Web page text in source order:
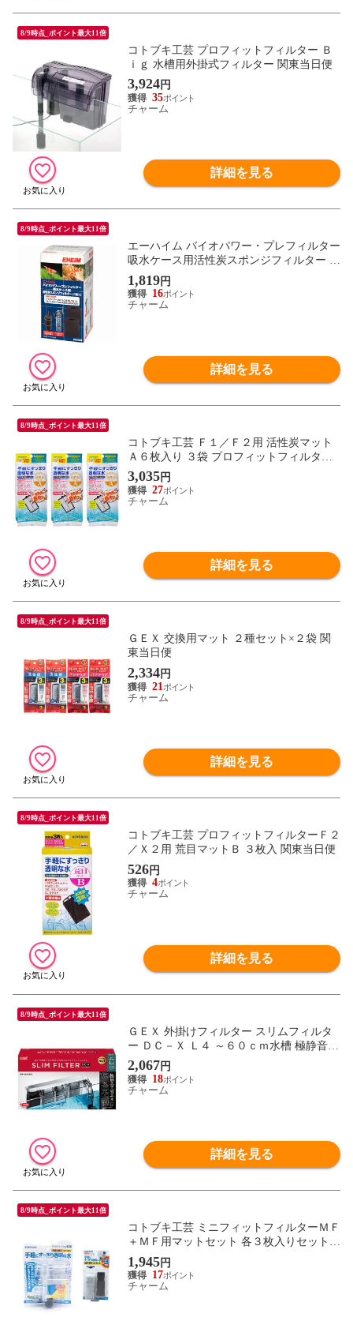
8/9時点_ポイント最大11倍
コトブキ工芸 プロフィットフィルター Ｂ
ｉｇ 水槽用外掛式フィルター 関東当日便
3,924円
35
チャーム
詳細を見る
8/9時点_ポイント最大11倍
エーハイム バイオパワー・プレフィルター
吸水ケース用活性炭スポンジフィルター ２
個入り 関東当日便
1,819円
16
チャーム
詳細を見る
8/9時点_ポイント最大11倍
コトブキ工芸 Ｆ１／Ｆ２用 活性炭マット
Ａ６枚入り ３袋 プロフィットフィルター
関東当日便
3,035円
27
チャーム
詳細を見る
8/9時点_ポイント最大11倍
ＧＥＸ 交換用マット ２種セット×２袋 関
東当日便
2,334円
21
チャーム
詳細を見る
8/9時点_ポイント最大11倍
コトブキ工芸 プロフィットフィルターＦ２
／Ｘ２用 荒目マットＢ ３枚入 関東当日便
526円
4
チャーム
詳細を見る
8/9時点_ポイント最大11倍
ＧＥＸ 外掛けフィルター スリムフィルタ
ー ＤＣ－Ｘ Ｌ４ ～６０ｃｍ水槽 極静音・
省エネ アダプター別売り 関東当日便
2,067 円
18
チャーム
詳細を見る
8/9時点_ポイント最大11倍
コトブキ工芸 ミニフィットフィルターＭＦ
＋ＭＦ用マットセット 各３枚入りセット
関東当日便
1,945円
17
チャーム